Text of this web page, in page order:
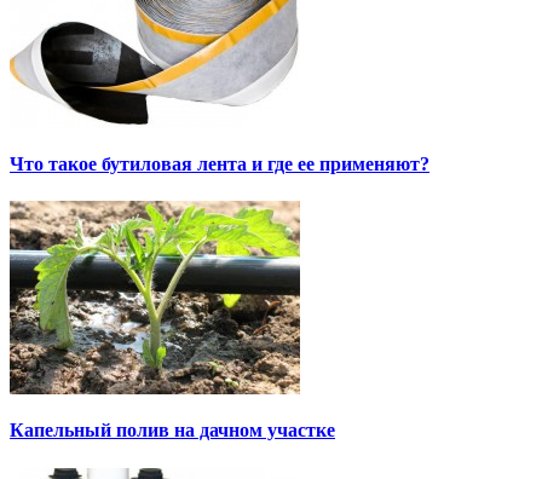
Что такое бутиловая лента и где ее применяют?
Капельный полив на дачном участке